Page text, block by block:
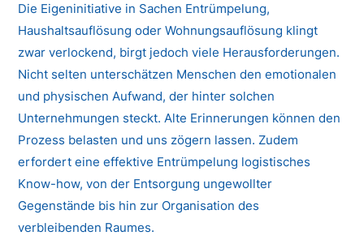
Die Eigeninitiative in Sachen Entrümpelung,
Haushaltsauflösung oder Wohnungsauflösung klingt
zwar verlockend, birgt jedoch viele Herausforderungen.
Nicht selten unterschätzen Menschen den emotionalen
und physischen Aufwand, der hinter solchen
Unternehmungen steckt. Alte Erinnerungen können den
Prozess belasten und uns zögern lassen. Zudem
erfordert eine effektive Entrümpelung logistisches
Know-how, von der Entsorgung ungewollter
Gegenstände bis hin zur Organisation des
verbleibenden Raumes.